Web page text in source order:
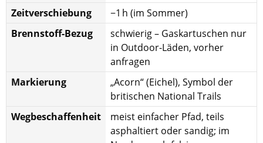
Zeitverschiebung
−1 h (im Sommer)
Brennstoff-Bezug
schwierig – Gaskartuschen nur
in Outdoor-Läden, vorher
anfragen
Markierung
„Acorn“ (Eichel), Symbol der
britischen National Trails
Wegbeschaffenheit
meist einfacher Pfad, teils
asphaltiert oder sandig; im